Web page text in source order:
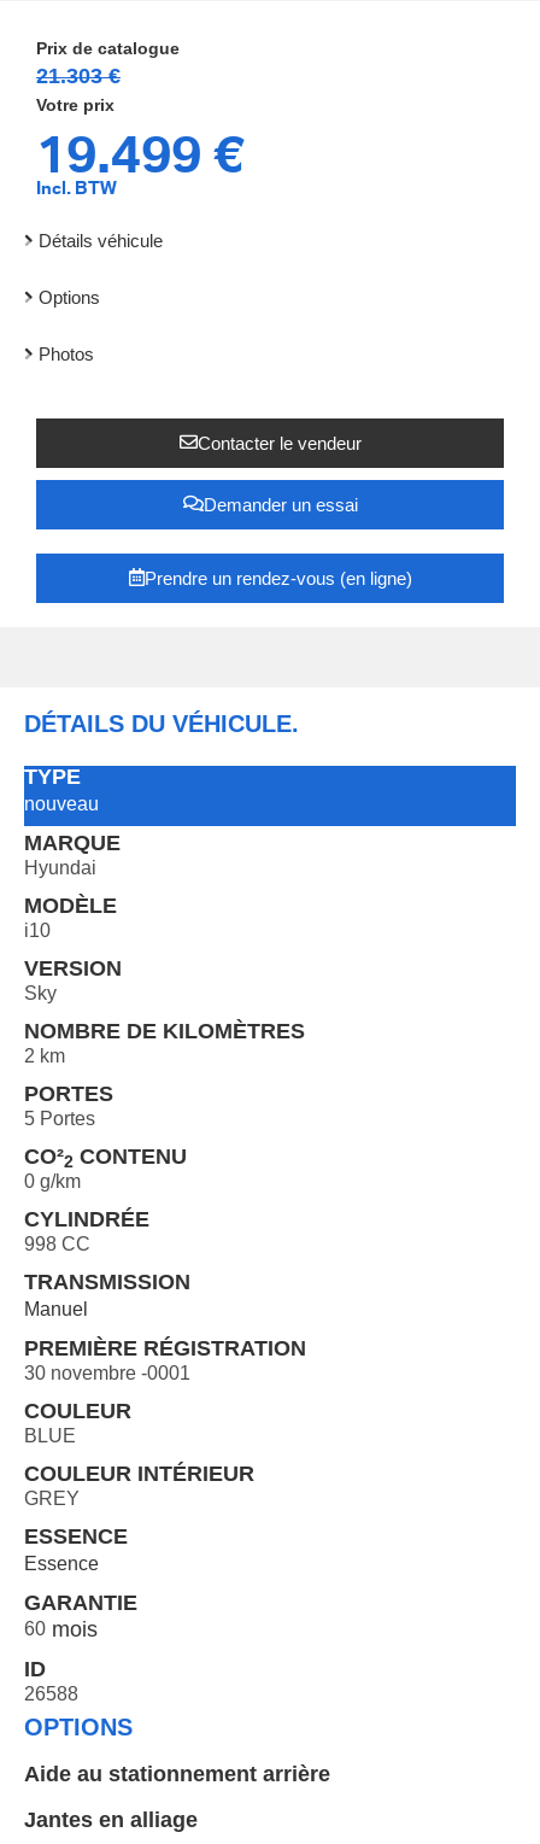
21.303 €
19.499 €
Incl. BTW
Détails véhicule
Options
Photos
Contacter le vendeur
Demander un essai
Prendre un rendez-vous (en ligne)
DÉTAILS DU VÉHICULE.
TYPE
nouveau
MARQUE
Hyundai
MODÈLE
i10
VERSION
Sky
NOMBRE DE KILOMÈTRES
2 km
PORTES
5 Portes
CO²2 CONTENU
0 g/km
CYLINDRÉE
998 CC
TRANSMISSION
Manuel
PREMIÈRE RÉGISTRATION
30 novembre -0001
COULEUR
BLUE
COULEUR INTÉRIEUR
GREY
ESSENCE
Essence
GARANTIE
60
ID
26588
OPTIONS
Aide au stationnement arrière
Jantes en alliage